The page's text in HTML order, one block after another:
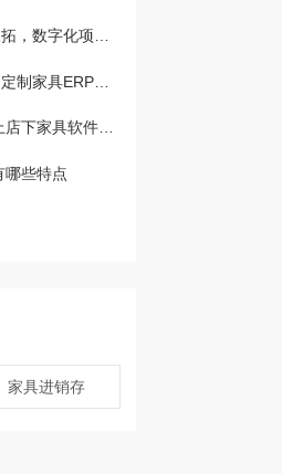
，数字化项目
制家具ERP驱
下家具软件举
哪些特点
家具进销存